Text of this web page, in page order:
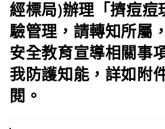
經標局)辦理「擠痘痘
驗管理，請轉知所屬
安全教育宣導相關事
我防護知能，詳如附
閱。